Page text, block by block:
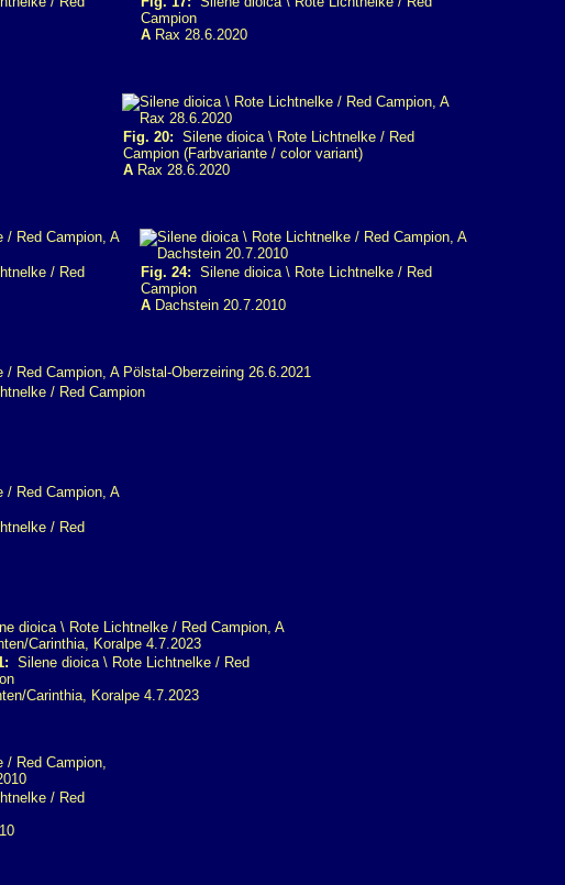
Campion
A Rax 28.6.2020
Fig. 20: Silene dioica \ Rote Lichtnelke / Red
Campion (Farbvariante / color variant)
A Rax 28.6.2020
/ Red
Fig. 24: Silene dioica \ Rote Lichtnelke / Red
Campion
A Dachstein 20.7.2010
/ Red Campion
/ Red
Silene dioica \ Rote Lichtnelke / Red
Carinthia, Koralpe 4.7.2023
/ Red